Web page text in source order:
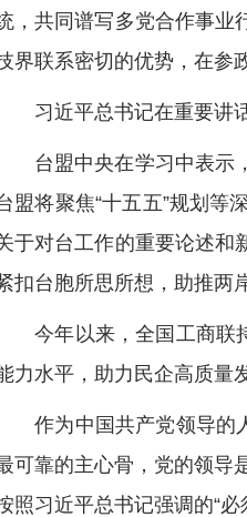
，共同谱写多党合作事业
界联系密切的优势，在参
习近平总书记在重要讲话
台盟中央在学习中表示，
盟将聚焦“十五五”规划
于对台工作的重要论述和
扣台胞所思所想，助推两
今年以来，全国工商联持
力水平，助力民企高质量
作为中国共产党领导的人
可靠的主心骨，党的领导
照习近平总书记强调的“